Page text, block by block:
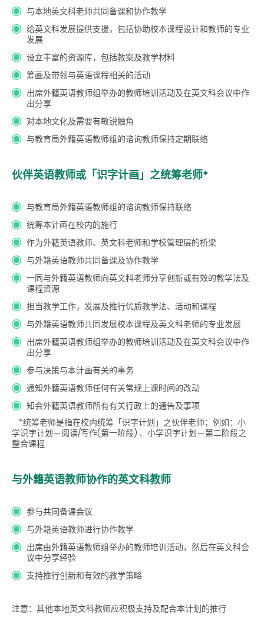
与本地英文科老师共同备课和协作教学
给英文科发展提供支援，包括协助校本课程设计和教师的专业
发展
设立丰富的资源库，包括教案及教学材料
筹画及带领与英语课程相关的活动
出席外籍英语教师组举办的教师培训活动及在英文科会议中作
出分享
对本地文化及需要有敏锐触角
与教育局外籍英语教师组的谘询教师保持定期联络
伙伴英语教师或「识字计画」之统筹老师*
与教育局外籍英语教师组的谘询教师保持联络
统筹本计画在校内的施行
作为外籍英语教师、英文科老师和学校管理层的桥梁
与外籍英语教师共同备课及协作教学
一同与外籍英语教师向英文科老师分享创新或有效的教学法及
课程资源
担当教学工作，发展及推行优质教学法、活动和课程
与外籍英语教师共同发展校本课程及英文科老师的专业发展
出席外籍英语教师组举办的教师培训活动及在英文科会议中作
出分享
参与决策与本计画有关的事务
通知外籍英语教师任何有关常规上课时间的改动
知会外籍英语教师所有有关行政上的通告及事项
*统筹老师是指在校内统筹「识字计划」之伙伴老师；例如：小
学识字计划－阅读/写作(第一阶段) 、小学识字计划－第二阶段之
整合课程
与外籍英语教师协作的英文科教师
参与共同备课会议
与外籍英语教师进行协作教学
出席由外籍英语教师组举办的教师培训活动，然后在英文科会
议中分享经验
支持推行创新和有效的教学策略
注意：其他本地英文科教师应积极支持及配合本计划的推行